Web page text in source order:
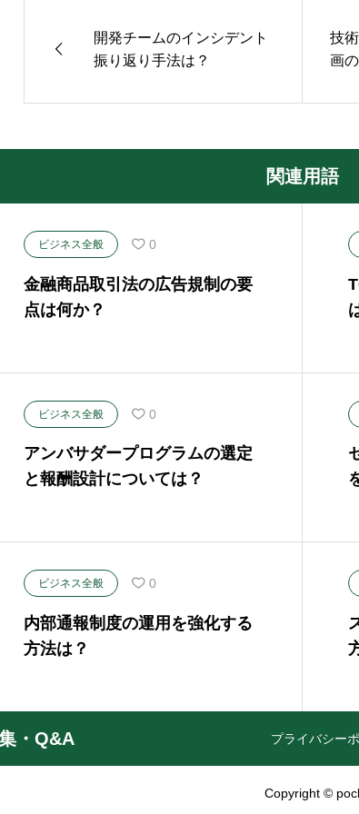
開発チームのインシデント
振り返り手法は？
技
画
関連用語
ビジネス全般 0
金融商品取引法の広告規制の要
点は何か？
ビジネス全般 0
アンバサダープログラムの選定
と報酬設計については？
ビジネス全般 0
内部通報制度の運用を強化する
方法は？
・Q&A プライバシー
Copyright ©